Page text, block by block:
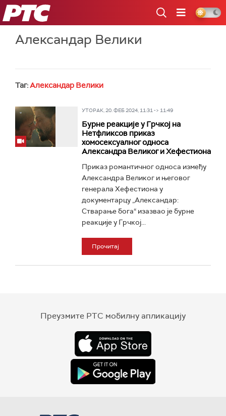
РТС
Александар Велики
Таг:Александар Велики
УТОРАК, 20. ФЕБ 2024, 11:31 -> 11:49
Бурне реакције у Грчкој на
Нетфликсов приказ
хомосексуалног односа
Александра Великог и Хефестиона
Приказ романтичног односа између
Александра Великог и његовог
генерала Хефестиона у
документарцу „Александар:
Стварање бога“ изазвао је бурне
реакције у Грчкој...
Прочитај
Преузмите РТС мобилну апликацију